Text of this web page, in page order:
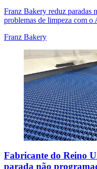
Franz Bakery reduz paradas
problemas de limpeza com
Franz Bakery
Fabricante do Reino
parada não